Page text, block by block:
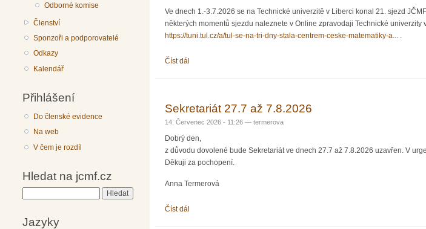
Odborné komise
Členství
Sponzoři a podporovatelé
Odkazy
Kalendář
Přihlášení
Do členské evidence
Na web
V čem je rozdíl
Hledat na jcmf.cz
Jazyky
Ve dnech 1.-3.7.2026 se na Technické univerzitě v Liberci konal 21. sjezd
některých momentů sjezdu naleznete v Online zpravodaji Technické
https://tuni.tul.cz/a/tul-se-na-tri-dny-stala-centrem-ceske-matematiky-a... .
Číst dál
Sekretariát 27.7 až 7.8.2026
14. Červenec 2026 - 11:26 — termerova
Dobrý den,
z důvodu dovolené bude Sekretariát ve dnech 27.7 až 7.8.2026 uzavřen. V
Děkuji za pochopení.
Anna Termerová
Číst dál